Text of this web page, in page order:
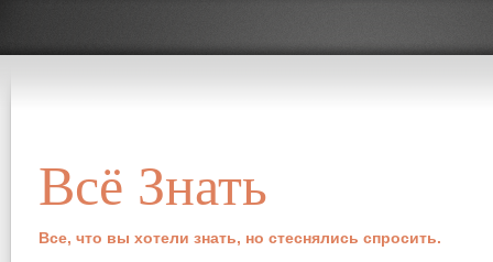
Всё Знать
Все, что вы хотели знать, но стеснялись спросить.